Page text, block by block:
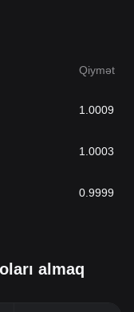
Qiymət
1.0009
1.0003
0.9999
almaq